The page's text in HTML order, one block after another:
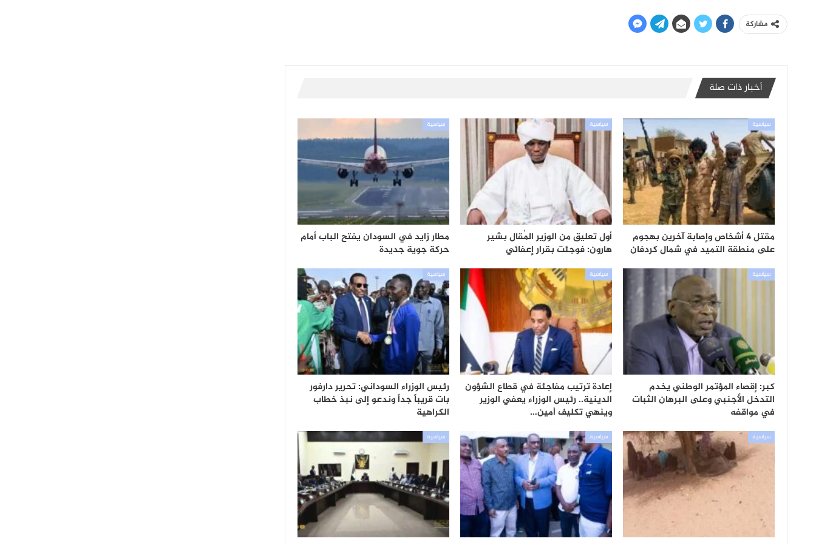
مشاركة
أخبار ذات صلة
سياسية
مقتل 4 أشخاص وإصابة آخرين بهجوم
على منطقة التميد في شمال كردفان
سياسية
أول تعليق من الوزير المُقال بشير
هارون: فوجئت بقرار إعفائي
سياسية
مطار زايد في السودان يفتح الباب أمام
حركة جوية جديدة
سياسية
كبر: إقصاء المؤتمر الوطني يخدم
التدخل الأجنبي وعلى البرهان الثبات
في مواقفه
سياسية
إعادة ترتيب مفاجئة في قطاع الشؤون
الدينية.. رئيس الوزراء يعفي الوزير
وينهي تكليف أمين…
سياسية
رئيس الوزراء السوداني: تحرير دارفور
بات قريباً جداً وندعو إلى نبذ خطاب
الكراهية
سياسية سياسية سياسية